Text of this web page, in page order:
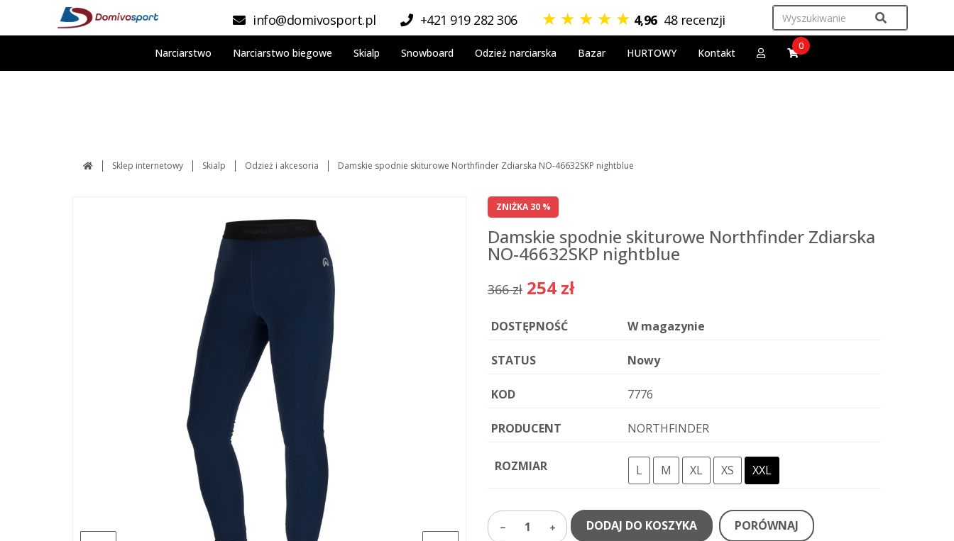
info@domivosport.pl +421 919 282 306 ★ ★ ★ ★ ★ 4,96 48 recenzji
Narciarstwo Narciarstwo biegowe Skialp Snowboard Odzież narciarska Bazar HURTOWY Kontakt
0
Sklep internetowy Skialp Odzież i akcesoria Damskie spodnie skiturowe Northfinder Zdiarska NO-46632SKP nightblue
ZNIŻKA 30 %
Damskie spodnie skiturowe Northfinder Zdiarska
NO-46632SKP nightblue
366 zł 254 zł
DOSTĘPNOŚĆ W magazynie
STATUS Nowy
KOD 7776
PRODUCENT NORTHFINDER
ROZMIAR L M XL XS XXL
1 DODAJ DO KOSZYKA PORÓWNAJ